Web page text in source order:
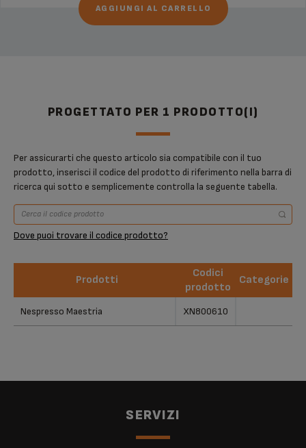
AGGIUNGI AL CARRELLO
PROGETTATO PER 1 PRODOTTO(I)
Per assicurarti che questo articolo sia compatibile con il tuo
prodotto, inserisci il codice del prodotto di riferimento nella barra di
ricerca qui sotto e semplicemente controlla la seguente tabella.
Dove puoi trovare il codice prodotto?
Prodotti
Codici
prodotto
Categorie
Prodotti
prodotto
Nespresso Maestria XN800610
SERVIZI